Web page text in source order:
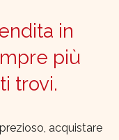
in
più
trovi.
acquistare